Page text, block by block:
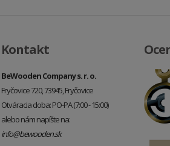
Kontakt
BeWooden Company s. r. o.
Fryčovice 720, 73945, Fryčovice
Otváracia doba: PO-PA (7:00 - 15:00)
alebo nám napíšte na:
info@bewooden.sk